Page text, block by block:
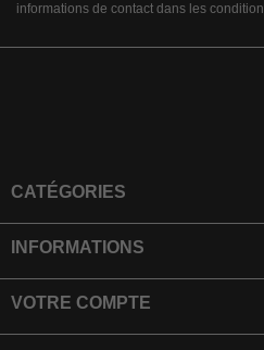
informations de contact dans les
CATÉGORIES
INFORMATIONS
VOTRE COMPTE